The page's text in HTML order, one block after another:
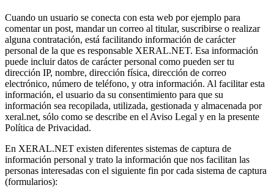
Cuando un usuario se conecta con esta web por ejemplo para
comentar un post, mandar un correo al titular, suscribirse o realizar
alguna contratación, está facilitando información de carácter
personal de la que es responsable XERAL.NET. Esa información
puede incluir datos de carácter personal como pueden ser tu
dirección IP, nombre, dirección física, dirección de correo
electrónico, número de teléfono, y otra información. Al facilitar esta
información, el usuario da su consentimiento para que su
información sea recopilada, utilizada, gestionada y almacenada por
xeral.net, sólo como se describe en el Aviso Legal y en la presente
Política de Privacidad.
En XERAL.NET existen diferentes sistemas de captura de
información personal y trato la información que nos facilitan las
personas interesadas con el siguiente fin por cada sistema de captura
(formularios):